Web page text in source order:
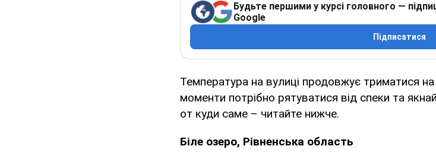
Будьте першими у курсі головного —
Google
Підписатися
Температура на вулиці продовжує триматися на
моменти потрібно рятуватися від спеки та
от куди саме – читайте нижче.
Біле озеро, Рівненська область